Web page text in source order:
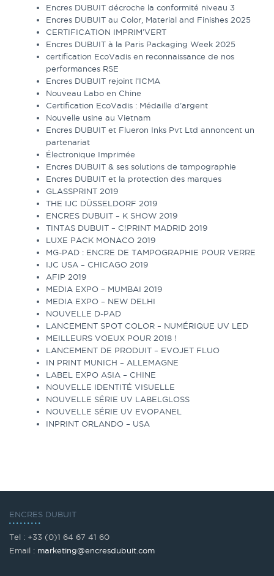
Encres DUBUIT décroche la conformité niveau 3
Encres DUBUIT au Color, Material and Finishes 2025
CERTIFICATION IMPRIM’VERT
Encres DUBUIT à la Paris Packaging Week 2025
certification EcoVadis en reconnaissance de nos
performances RSE
Encres DUBUIT rejoint l’ICMA
Nouveau Labo en Chine
Certification EcoVadis : Médaille d’argent
Nouvelle usine au Vietnam
Encres DUBUIT et Flueron Inks Pvt Ltd annoncent un
partenariat
Électronique Imprimée
Encres DUBUIT & ses solutions de tampographie
Encres DUBUIT et la protection des marques
GLASSPRINT 2019
THE IJC DÜSSELDORF 2019
ENCRES DUBUIT – K SHOW 2019
TINTAS DUBUIT – C!PRINT MADRID 2019
LUXE PACK MONACO 2019
MG-PAD : ENCRE DE TAMPOGRAPHIE POUR VERRE
IJC USA – CHICAGO 2019
AFIP 2019
MEDIA EXPO – MUMBAI 2019
MEDIA EXPO – NEW DELHI
NOUVELLE D-PAD
LANCEMENT SPOT COLOR – NUMÉRIQUE UV LED
MEILLEURS VOEUX POUR 2018 !
LANCEMENT DE PRODUIT – EVOJET FLUO
IN PRINT MUNICH – ALLEMAGNE
LABEL EXPO ASIA – CHINE
NOUVELLE IDENTITÉ VISUELLE
NOUVELLE SÉRIE UV LABELGLOSS
NOUVELLE SÉRIE UV EVOPANEL
INPRINT ORLANDO – USA
ENCRES DUBUIT
Tel : +33 (0)1 64 67 41 60
Email : marketing@encresdubuit.com